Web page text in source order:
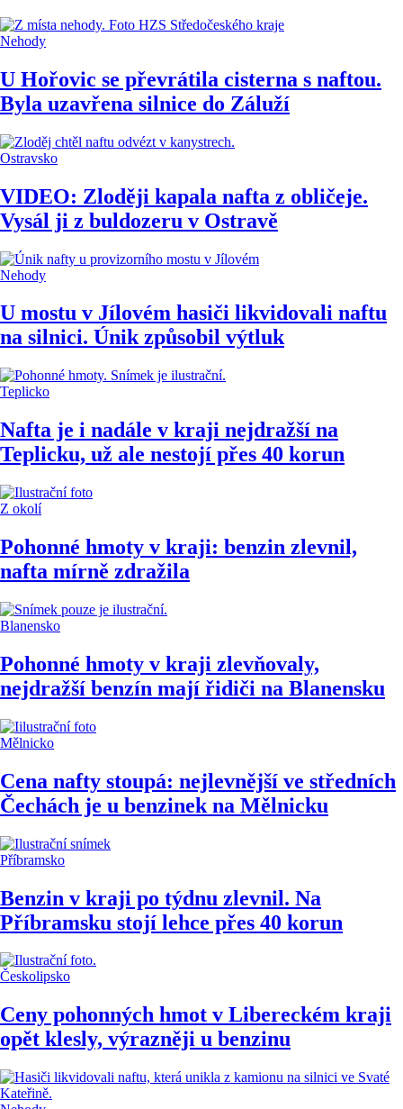
Nehody
U Hořovic se převrátila cisterna s naftou.
Byla uzavřena silnice do Záluží
Ostravsko
VIDEO: Zloději kapala nafta z obličeje.
Vysál ji z buldozeru v Ostravě
Nehody
U mostu v Jílovém hasiči likvidovali naftu
na silnici. Únik způsobil výtluk
Teplicko
Nafta je i nadále v kraji nejdražší na
Teplicku, už ale nestojí přes 40 korun
Z okolí
Pohonné hmoty v kraji: benzin zlevnil,
nafta mírně zdražila
Blanensko
Pohonné hmoty v kraji zlevňovaly,
nejdražší benzín mají řidiči na Blanensku
Mělnicko
Cena nafty stoupá: nejlevnější ve středních
Čechách je u benzinek na Mělnicku
Příbramsko
Benzin v kraji po týdnu zlevnil. Na
Příbramsku stojí lehce přes 40 korun
Českolipsko
Ceny pohonných hmot v Libereckém kraji
opět klesly, výrazněji u benzinu